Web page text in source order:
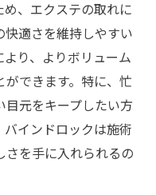
常ケア
ロックの魅力
の比較
る効果
化
エクで日常を彩る
、エクステの取れに
快適さを維持しやすい
り、よりボリューム
できます。特に、忙
目元をキープしたい方
インドロックは施術
さを手に入れられるの